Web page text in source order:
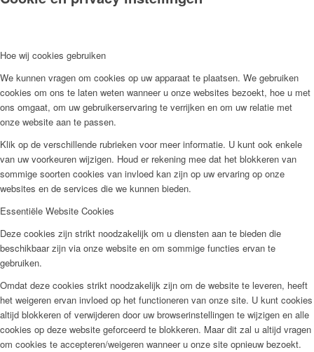
Hoe wij cookies gebruiken
We kunnen vragen om cookies op uw apparaat te plaatsen. We gebruiken
cookies om ons te laten weten wanneer u onze websites bezoekt, hoe u met
ons omgaat, om uw gebruikerservaring te verrijken en om uw relatie met
onze website aan te passen.
Klik op de verschillende rubrieken voor meer informatie. U kunt ook enkele
van uw voorkeuren wijzigen. Houd er rekening mee dat het blokkeren van
sommige soorten cookies van invloed kan zijn op uw ervaring op onze
websites en de services die we kunnen bieden.
Essentiële Website Cookies
Deze cookies zijn strikt noodzakelijk om u diensten aan te bieden die
beschikbaar zijn via onze website en om sommige functies ervan te
gebruiken.
Omdat deze cookies strikt noodzakelijk zijn om de website te leveren, heeft
het weigeren ervan invloed op het functioneren van onze site. U kunt cookies
altijd blokkeren of verwijderen door uw browserinstellingen te wijzigen en alle
cookies op deze website geforceerd te blokkeren. Maar dit zal u altijd vragen
om cookies te accepteren/weigeren wanneer u onze site opnieuw bezoekt.